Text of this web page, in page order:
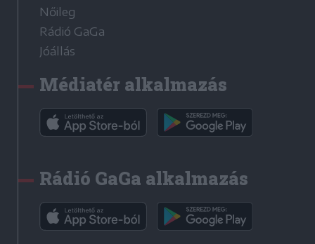
Nőileg
Rádió GaGa
Jóállás
Médiatér alkalmazás
Rádió GaGa alkalmazás